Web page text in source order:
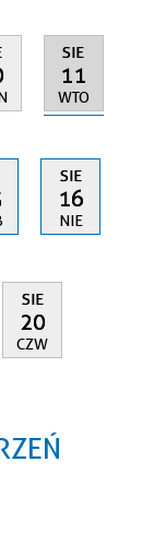
SIE
11
WTO
SIE
16
NIE
SIE
20
CZW